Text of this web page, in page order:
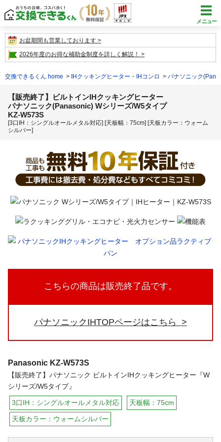
メニュー
お盆期間も営業しております
2026年度のお得な補助金制度を詳しく解説！
交換できるくん home IHクッキングヒーター・IHコンロ パナソニック
【販売終了】ビルトインIHクッキングヒーター
パナソニック(Panasonic) Wシリーズ/W5タイプ
KZ-W573S
[3口IH：シングルオールメタル対応] [天板幅：75cm] [天板カラー：ウォーム
シルバー]
こちらの商品は販売終了品です。
パナソニックIHTOPページはこちら
Panasonic KZ-W573S
【販売終了】パナソニック ビルトインIHクッキングヒーター『W
シリーズ/W5タイプ』
3口IH：シングルオールメタル対応 天板幅：75cm
天板カラー：ウォームシルバー